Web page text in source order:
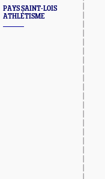
PAYS SAINT-LOIS
ATHLÉTISME